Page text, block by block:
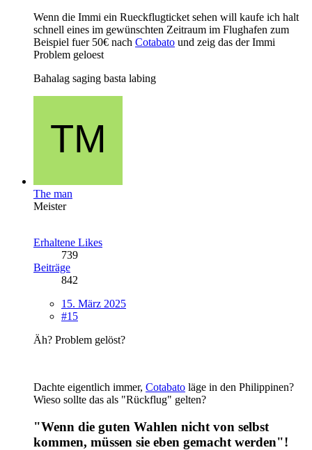
Wenn die Immi ein Rueckflugticket sehen will kaufe ich halt
schnell eines im gewünschten Zeitraum im Flughafen zum
Beispiel fuer 50€ nach Cotabato und zeig das der Immi
Problem geloest
Bahalag saging basta labing
The man
Meister
Erhaltene Likes
739
Beiträge
842
15. März 2025
#15
Äh? Problem gelöst?
Dachte eigentlich immer, Cotabato läge in den Philippinen?
Wieso sollte das als "Rückflug" gelten?
"Wenn die guten Wahlen nicht von selbst
kommen, müssen sie eben gemacht werden"!